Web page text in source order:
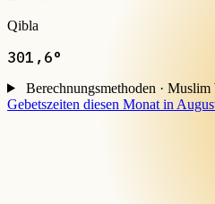
Qibla
301,6°
Berechnungsmethoden ·
Gebetszeiten diesen Monat in